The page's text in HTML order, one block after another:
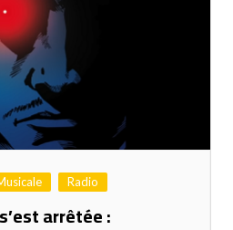
Radio
arrêtée :